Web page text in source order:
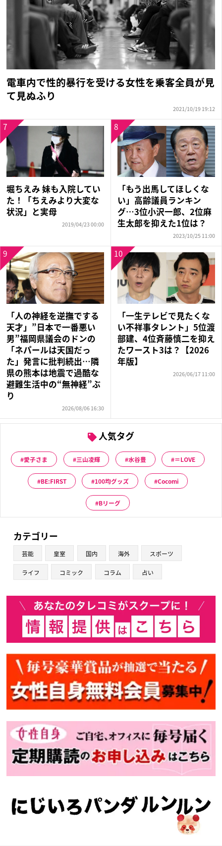
電車内で性的暴行を受ける女性を乗客全員が見
て見ぬふり
2021/10/19 19:12
堀ちえみ 妹も入院してい
た！「ちえみより大変な
状況」と実母
2019/04/23 00:00
7
「もう出馬してほしくな
い」高齢議員ランキン
グ…3位小沢一郎、2位麻
生太郎を抑えた1位は？
2023/10/25 11:00
8
「人の神経を逆撫でする
天才」”日本で一番悪い
男”福岡県議会のドンの
「ネパールは天国だっ
た」発言に批判続出…隣
県の熊本は地震で過酷な
避難生活中の“無神経”ぶ
り
2026/08/06 16:30
9
「一生テレビで見たくな
い不祥事タレント」5位渡
部建、4位斉藤慎二を抑え
たワースト3は？【2026
年版】
2026/06/17 11:00
10
人気タグ
愛子さま 三山凌輝 水谷豊 ＝LOVE
BE:FIRST 100均グッズ Cocomi
Bリーグ
カテゴリー
芸能 皇室 国内 海外 スポーツ
ライフ コミック コラム 占い